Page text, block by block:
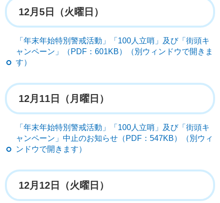
12月5日（火曜日）
「年末年始特別警戒活動」「100人立哨」及び「街頭キ
ャンペーン」（PDF：601KB）（別ウィンドウで開きま
す）
12月11日（月曜日）
「年末年始特別警戒活動」「100人立哨」及び「街頭キ
ャンペーン」中止のお知らせ（PDF：547KB）（別ウィ
ンドウで開きます）
12月12日（火曜日）